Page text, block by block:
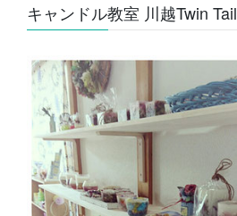
キャンドル教室 川越Twin Tail